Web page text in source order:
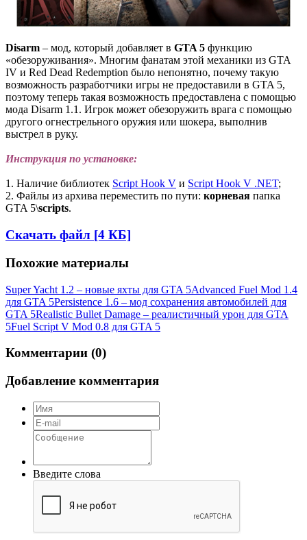
Disarm – мод, который добавляет в GTA 5 функцию
«обезоруживания». Многим фанатам этой механики из GTA
IV и Red Dead Redemption было непонятно, почему такую
возможность разработчики игры не предоставили в GTA 5,
поэтому теперь такая возможность предоставлена с помощью
мода Disarm 1.1. Игрок может обезоружить врага с помощью
другого огнестрельного оружия или шокера, выполнив
выстрел в руку.
Инструкция по установке:
1. Наличие библиотек Script Hook V и Script Hook V .NET;
2. Файлы из архива переместить по пути: корневая папка
GTA 5\scripts.
Скачать файл [4 КБ]
Похожие материалы
Super Yacht 1.2 – новые яхты для GTA 5Advanced Fuel Mod 1.4
для GTA 5Persistence 1.6 – мод сохранения автомобилей для
GTA 5Realistic Bullet Damage – реалистичный урон для GTA
5Fuel Script V Mod 0.8 для GTA 5
Комментарии (0)
Добавление комментария
Введите слова